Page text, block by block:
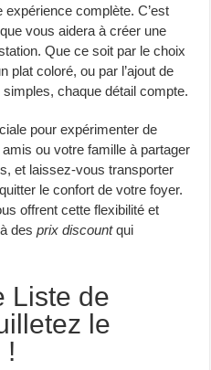
complète. C’est
vous aidera à créer une
Que ce soit par le choix
plat coloré, ou par l’ajout de
chaque détail compte.
pour expérimenter de
ou votre famille à partager
et laissez-vous transporter
le confort de votre foyer.
offrent cette flexibilité et
à desprix discountqui
Liste de
le
!